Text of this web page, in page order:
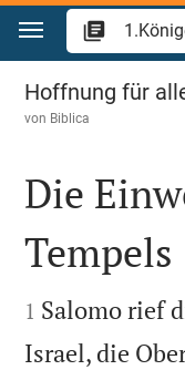
Zum Inhalt springen
1.Könige 8
Hoffnung für
von Biblica

Die
Tempels

1 Salomo rief
Israel, die